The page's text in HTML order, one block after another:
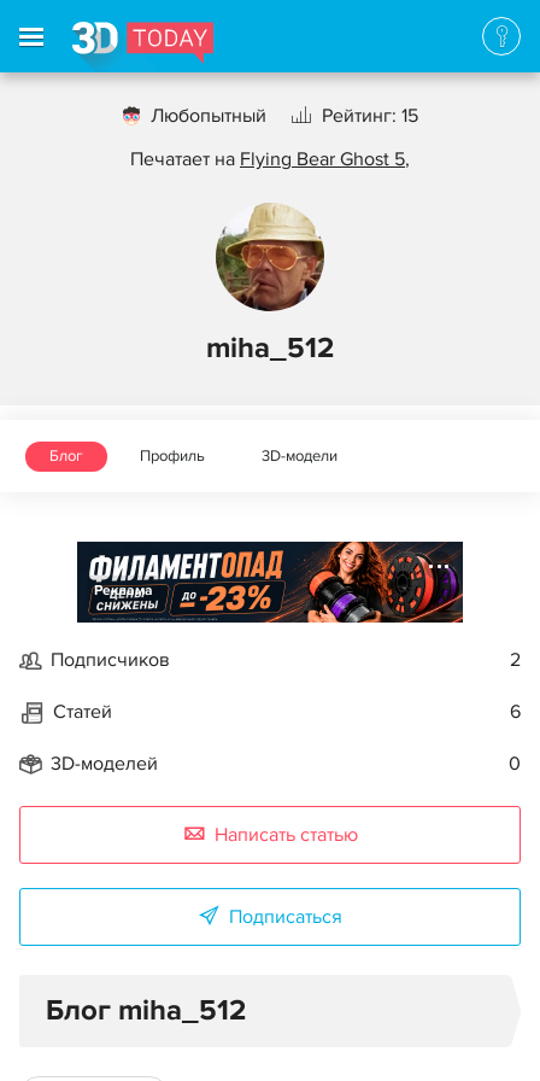
Любопытный
Рейтинг: 15
Печатает на Flying Bear Ghost 5,
miha_512
Блог Профиль 3D-модели
Реклама
Подписчиков 2
Статей 6
3D-моделей 0
Написать статью
Подписаться
Блог miha_512